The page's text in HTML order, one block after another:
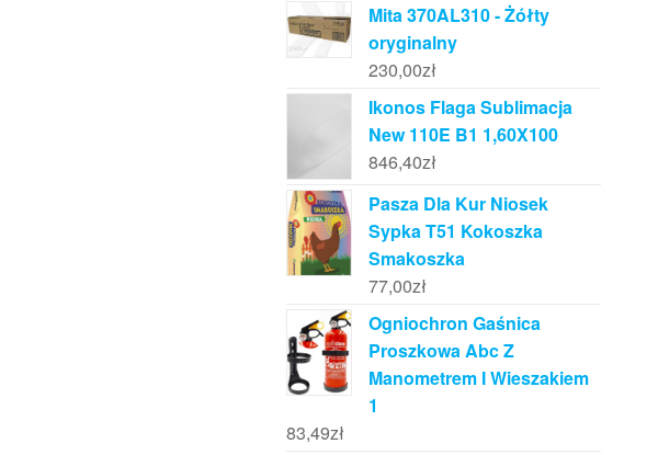
Mita 370AL310 - Żółty
oryginalny
230,00zł
Ikonos Flaga Sublimacja
New 110E B1 1,60X100
846,40zł
Pasza Dla Kur Niosek
Sypka T51 Kokoszka
Smakoszka
77,00zł
Ogniochron Gaśnica
Proszkowa Abc Z
Manometrem I Wieszakiem
1
83,49zł